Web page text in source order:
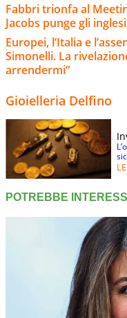
Fabbri trionfa al
Jacobs punge gli
Europei, l’Italia e
Simonelli. La
arrendermi”
Gioielleria Delfino